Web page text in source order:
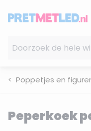
Poppetjes en
Peperkoek